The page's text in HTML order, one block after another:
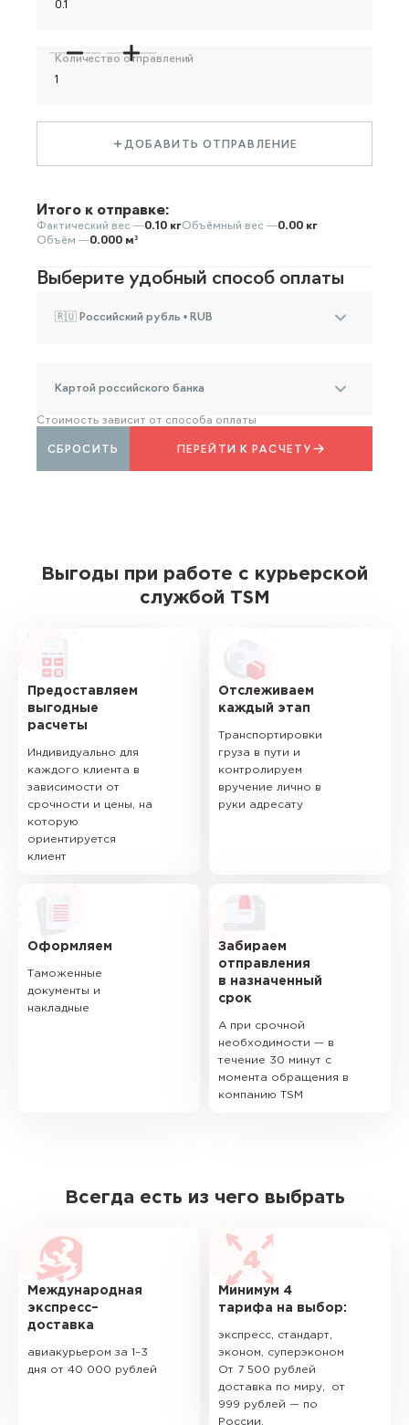
Количество отправлений
ДОБАВИТЬ ОТПРАВЛЕНИЕ
Итого к отправке:
Фактический вес —0.10 кгОбъёмный вес —0.00 кг
Объём —0.000 м³
Выберите удобный способ оплаты
🇷🇺 Российский рубль • RUB
Картой российского банка
Стоимость зависит от способа оплаты
ПЕРЕЙТИ К РАСЧЕТУ
СБРОСИТЬ
Выгоды при работе с курьерской
службой TSM
Предоставляем
выгодные
расчеты
Индивидуально для
каждого клиента в
зависимости от
срочности и цены, на
которую
ориентируется
клиент
Отслеживаем
каждый этап
Транспортировки
груза в пути и
контролируем
вручение лично в
руки адресату
Оформляем
Таможенные
документы и
накладные
Забираем
отправления
в назначенный
срок
А при срочной
необходимости — в
течение 30 минут с
момента обращения в
компанию TSM
Всегда есть из чего выбрать
Международная
экспресс–
доставка
авиакурьером за 1–3
дня от 40 000 рублей
Минимум 4
тарифа на выбор:
экспресс, стандарт,
эконом, суперэконом
От 7 500 рублей
доставка по миру, от
999 рублей — по
России.